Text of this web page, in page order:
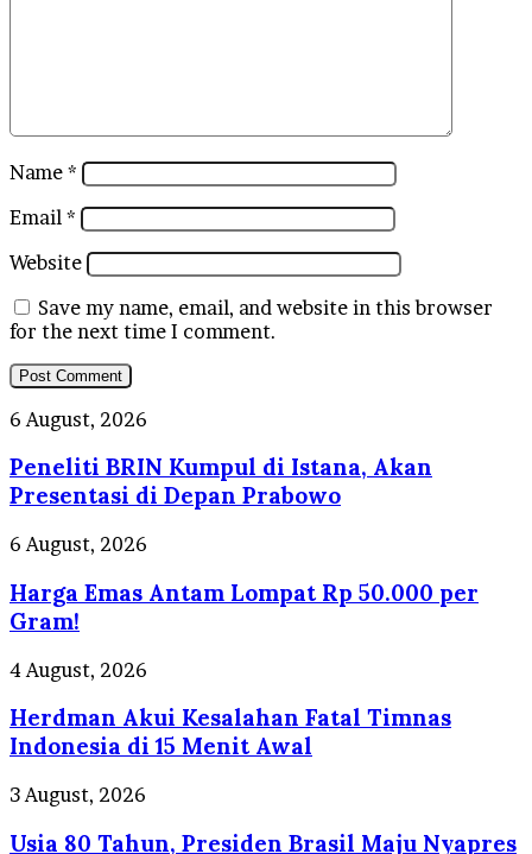
Name *
Email *
Website
Save my name, email, and website in this browser
for the next time I comment.
Peneliti
Kumpul
di
Istana,
Akan
Presentasi
di
Depan
Prabowo
6 August, 2026
Peneliti BRIN Kumpul di Istana, Akan
Presentasi di Depan Prabowo
Harga
Antam
Lompat
Rp
50.000
Gram!
6 August, 2026
Harga Emas Antam Lompat Rp 50.000 per
Gram!
Herdman
Kesalahan
Fatal
Timnas
Indonesia
15
4 August, 2026
Herdman Akui Kesalahan Fatal Timnas
Indonesia di 15 Menit Awal
Usia
Tahun,
3 August, 2026
Usia 80 Tahun, Presiden Brasil Maju Nyapres